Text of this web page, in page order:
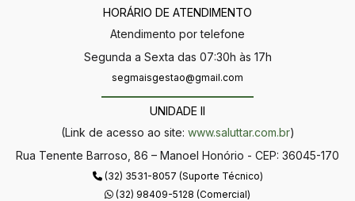
HORÁRIO DE ATENDIMENTO
Atendimento por telefone
Segunda a Sexta das 07:30h às 17h
segmaisgestao@gmail.com
UNIDADE II
(Link de acesso ao site: www.saluttar.com.br)
Rua Tenente Barroso, 86 – Manoel Honório - CEP: 36045-170
(32) 3531-8057 (Suporte Técnico)
(32) 98409-5128 (Comercial)